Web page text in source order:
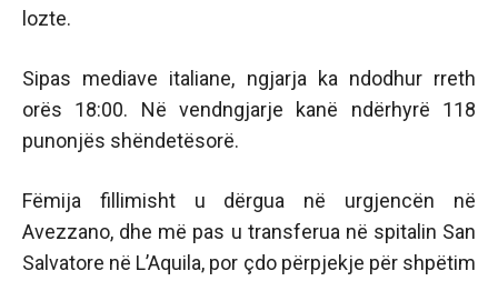
lozte.
Sipas mediave italiane, ngjarja ka ndodhur rreth
orës 18:00. Në vendngjarje kanë ndërhyrë 118
punonjës shëndetësorë.
Fëmija fillimisht u dërgua në urgjencën në
Avezzano, dhe më pas u transferua në spitalin San
Salvatore në L’Aquila, por çdo përpjekje për shpëtim